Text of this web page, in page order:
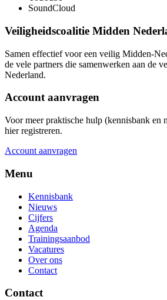
SoundCloud
Veiligheidscoalitie Midden
Samen effectief voor een veilig Midden-
de vele partners die samenwerken aan de
Nederland.
Account aanvragen
Voor meer praktische hulp (kennisbank en
hier registreren.
Account aanvragen
Menu
Kennisbank
Nieuws
Cijfers
Agenda
Trainingsaanbod
Vacatures
Over ons
Contact
Contact